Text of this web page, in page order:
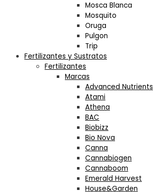
Mosca Blanca
Mosquito
Oruga
Pulgon
Trip
Fertilizantes y Sustratos
Fertilizantes
Marcas
Advanced Nutrients
Atami
Athena
BAC
Biobizz
Bio Nova
Canna
Cannabiogen
Cannaboom
Emerald Harvest
House&Garden